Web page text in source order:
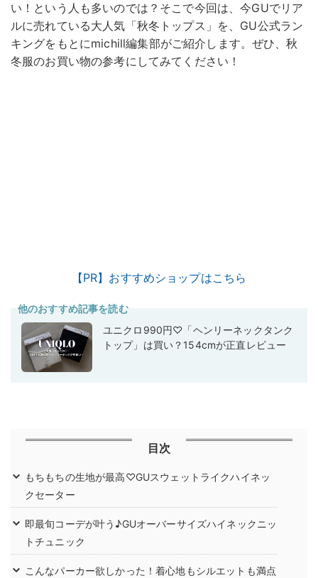
い！という人も多いのでは？そこで今回は、今GUでリア
ルに売れている大人気「秋冬トップス」を、GU公式ラン
キングをもとにmichill編集部がご紹介します。ぜひ、秋
冬服のお買い物の参考にしてみてください！
【PR】おすすめショップはこちら
他のおすすめ記事を読む
ユニクロ990円♡「ヘンリーネックタンク
トップ」は買い？154cmが正直レビュー
目次
もちもちの生地が最高♡GUスウェットライクハイネッ
クセーター
即最旬コーデが叶う♪GUオーバーサイズハイネックニッ
トチュニック
こんなパーカー欲しかった！着心地もシルエットも満点